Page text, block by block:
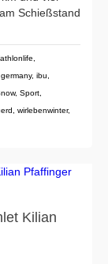
Schießstand
germany, ibu
, Sport
wirlebenwinter,
Kilian